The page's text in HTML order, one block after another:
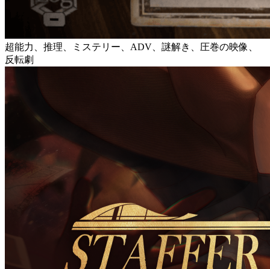
超能力、推理、ミステリー、ADV、謎解き、圧巻の映像、
反転劇